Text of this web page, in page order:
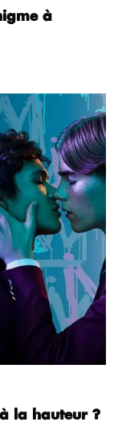
à
la hauteur ?